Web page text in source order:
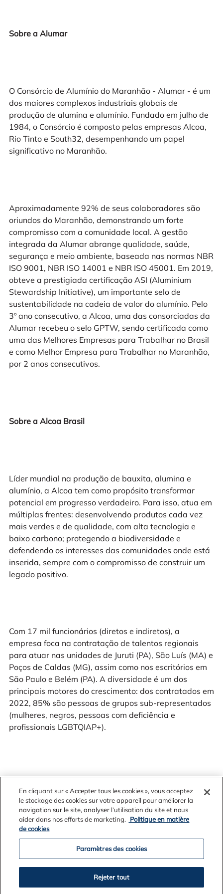
Sobre a Alumar
O Consórcio de Alumínio do Maranhão - Alumar - é um
dos maiores complexos industriais globais de
produção de alumina e alumínio. Fundado em julho de
1984, o Consórcio é composto pelas empresas Alcoa,
Rio Tinto e South32, desempenhando um papel
significativo no Maranhão.
Aproximadamente 92% de seus colaboradores são
oriundos do Maranhão, demonstrando um forte
compromisso com a comunidade local. A gestão
integrada da Alumar abrange qualidade, saúde,
segurança e meio ambiente, baseada nas normas NBR
ISO 9001, NBR ISO 14001 e NBR ISO 45001. Em 2019,
obteve a prestigiada certificação ASI (Aluminium
Stewardship Initiative), um importante selo de
sustentabilidade na cadeia de valor do alumínio. Pelo
3º ano consecutivo, a Alcoa, uma das consorciadas da
Alumar recebeu o selo GPTW, sendo certificada como
uma das Melhores Empresas para Trabalhar no Brasil
e como Melhor Empresa para Trabalhar no Maranhão,
por 2 anos consecutivos.
Sobre a Alcoa Brasil
Líder mundial na produção de bauxita, alumina e
alumínio, a Alcoa tem como propósito transformar
potencial em progresso verdadeiro. Para isso, atua em
múltiplas frentes: desenvolvendo produtos cada vez
mais verdes e de qualidade, com alta tecnologia e
baixo carbono; protegendo a biodiversidade e
defendendo os interesses das comunidades onde está
inserida, sempre com o compromisso de construir um
legado positivo.
Com 17 mil funcionários (diretos e indiretos), a
empresa foca na contratação de talentos regionais
para atuar nas unidades de Juruti (PA), São Luís (MA) e
Poços de Caldas (MG), assim como nos escritórios em
São Paulo e Belém (PA). A diversidade é um dos
principais motores do crescimento: dos contratados em
2022, 85% são pessoas de grupos sub-representados
(mulheres, negros, pessoas com deficiência e
profissionais LGBTQIAP+).
da atuação no Brasil: diálogo franco e transparente é o
principal meio para manter a nossa licença social para
operar. O Instituto Alcoa e a Alcoa Foundation atuam
em sinergia e em parceria com projetos sociais que
promovem educação, saúde, cultura e mais qualidade
de vida.
En cliquant sur « Accepter tous les cookies », vous acceptez
le stockage des cookies sur votre appareil pour améliorer la
navigation sur le site, analyser l’utilisation du site et nous
aider dans nos efforts de marketing.
Politique en matière
de cookies
Paramètres des cookies
Rejeter tout